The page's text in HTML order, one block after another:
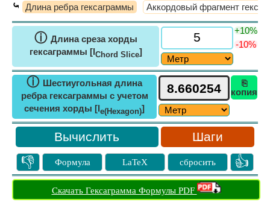
⤿ Длина ребра гексаграммы Аккордовый фрагмент
ⓘ Длина среза хорды
гексаграммы [lChord Slice]
+10%
-10%
ⓘ Шестиугольная длина
ребра гексаграммы с учетом
сечения хорды [le(Hexagon)]
⎘
копия
Шаги
👎 Формула LaTeX сбросить 👍
Скачать Гексаграмма Формулы PDF